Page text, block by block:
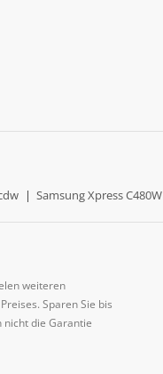
| Samsung Xpress C480W
weiteren
Sparen Sie bis
die Garantie